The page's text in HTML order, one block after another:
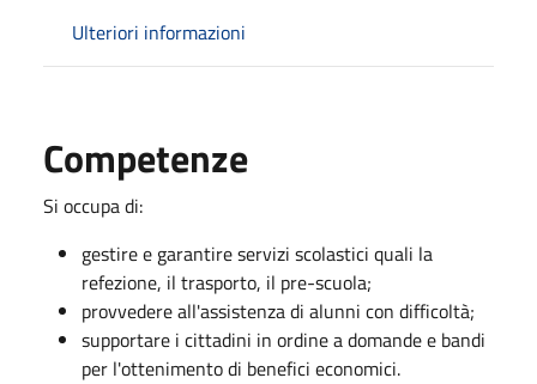
Ulteriori informazioni
Competenze
Si occupa di:
gestire e garantire servizi scolastici quali la
refezione, il trasporto, il pre-scuola;
provvedere all'assistenza di alunni con difficoltà;
supportare i cittadini in ordine a domande e bandi
per l'ottenimento di benefici economici.